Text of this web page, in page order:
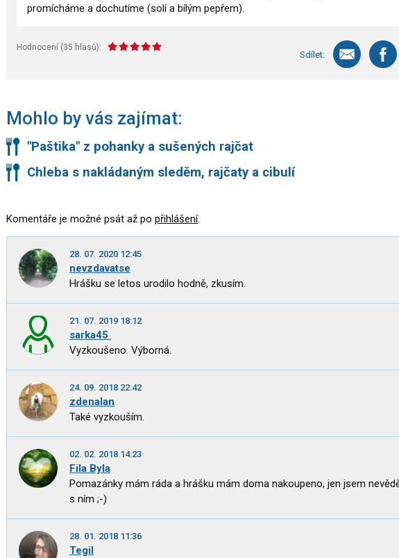
promícháme a dochutíme (solí a bílým pepřem).
Hodnocení (35 hlasů):
Sdílet:
Mohlo by vás zajímat:
"Paštika" z pohanky a sušených rajčat
Chleba s nakládaným sleděm, rajčaty a cibulí
Komentáře je možné psát až po přihlášení.
28. 07. 2020 12:45
nevzdavatse
Hrášku se letos urodilo hodně, zkusím.
21. 07. 2019 18:12
sarka45
Vyzkoušeno. Výborná.
24. 09. 2018 22:42
zdenalan
Také vyzkouším.
02. 02. 2018 14:23
Fila Byla
Pomazánky mám ráda a hrášku mám doma nakoupeno, jen jsem
s ním ;-)
28. 01. 2018 11:36
Tegil